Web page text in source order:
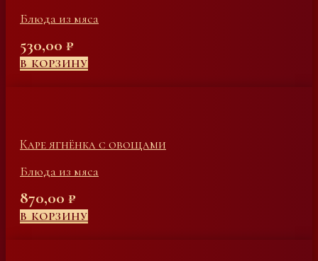
Блюда из мяса
530,00 ₽
В КОРЗИНУ
Каре ягнёнка с овощами
Блюда из мяса
870,00 ₽
В КОРЗИНУ